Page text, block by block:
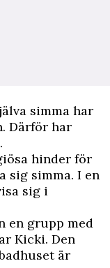
simma har
Därför har
hinder för
sig simma. I en
sig i
en grupp med
Kicki. Den
är